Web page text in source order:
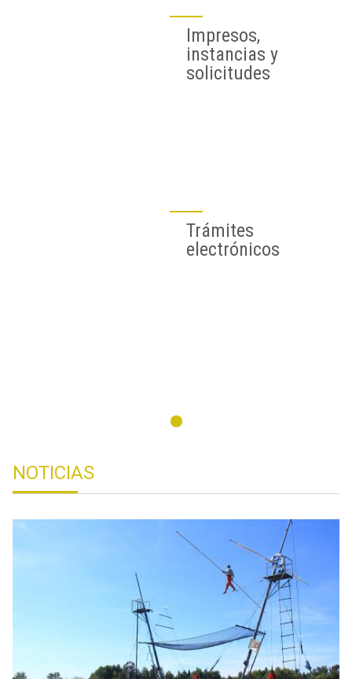
Impresos,
instancias y
solicitudes
Trámites
electrónicos
NOTICIAS